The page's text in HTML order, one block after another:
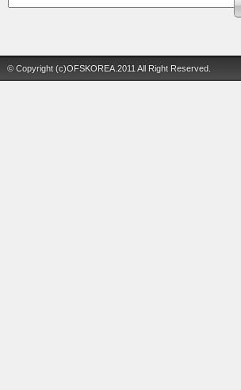
© Copyright (c)OFSKOREA.2011 All Right Reserved.